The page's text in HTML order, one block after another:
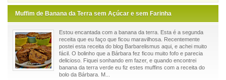
Muffim de Banana da Terra sem Açúcar e sem Farinha
Estou encantada com a banana da terra. Esta é a segunda
receita que eu faço que ficou maravilhosa. Recentemente
postei esta receita do blog Barbarelismus aqui, e achei muito
fácil. O bolinho que a Bárbara fez ficou muito fofo e parecia
delicioso. Fiquei sonhando em fazer, e quando encontrei
banana da terra verde eu fiz estes muffins com a receita do
bolo da Bárbara. M...